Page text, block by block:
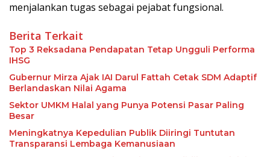
menjalankan tugas sebagai pejabat fungsional.
Berita Terkait
Top 3 Reksadana Pendapatan Tetap Ungguli Performa
IHSG
Gubernur Mirza Ajak IAI Darul Fattah Cetak SDM Adaptif
Berlandaskan Nilai Agama
Sektor UMKM Halal yang Punya Potensi Pasar Paling
Besar
Meningkatnya Kepedulian Publik Diiringi Tuntutan
Transparansi Lembaga Kemanusiaan